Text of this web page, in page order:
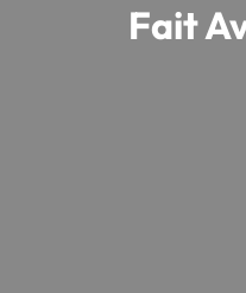
Fait